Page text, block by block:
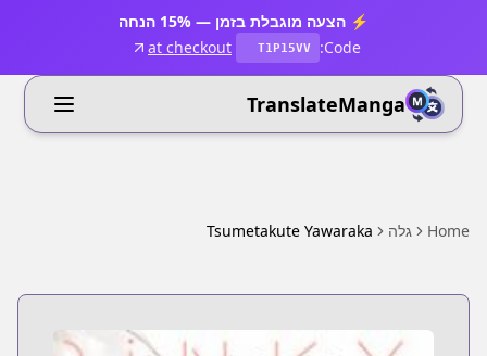
⚡ הצעה מוגבלת בזמן — 15% הנחה
Code:
T1P15VV
at checkout
TranslateManga
Home גלה Tsumetakute Yawaraka